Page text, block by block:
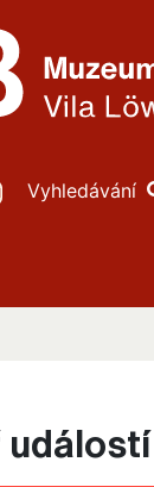
Vyhledávání